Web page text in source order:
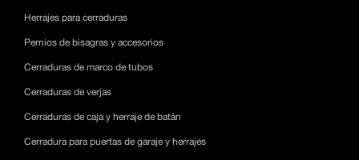
Herrajes para cerraduras
Pernios de bisagras y accesorios
Cerraduras de marco de tubos
Cerraduras de verjas
Cerraduras de caja y herraje de batán
Cerradura para puertas de garaje y herrajes